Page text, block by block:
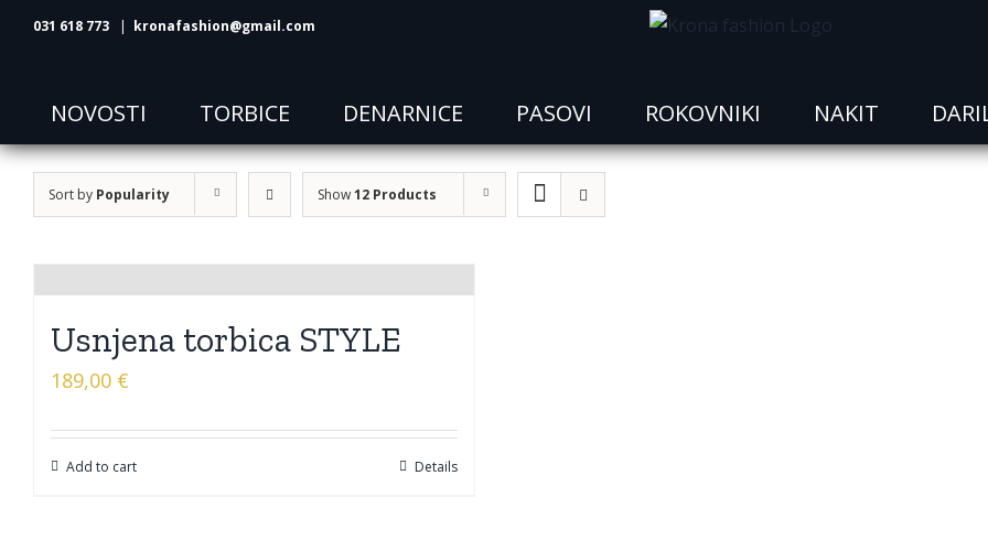
031 618 773 | kronafashion@gmail.com
NOVOSTI TORBICE DENARNICE PASOVI ROKOVNIKI NAKIT
Sort by Popularity Show12 Products
Usnjena torbica STYLE
189,00 €
Add to cart Details